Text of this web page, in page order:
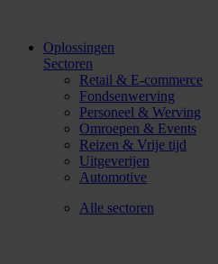
Oplossingen
Sectoren
Retail & E-commerce
Fondsenwerving
Personeel & Werving
Omroepen & Events
Reizen & Vrije tijd
Uitgeverijen
Automotive
Alle sectoren